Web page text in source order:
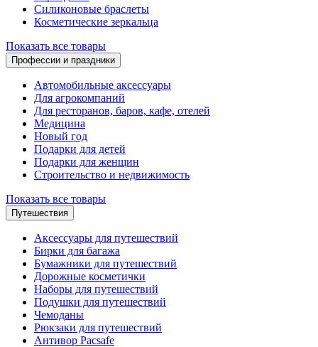
Силиконовые браслеты
Косметические зеркальца
Показать все товары
Профессии и праздники
Автомобильные аксессуары
Для агрокомпаний
Для ресторанов, баров, кафе, отелей
Медицина
Новый год
Подарки для детей
Подарки для женщин
Строительство и недвижимость
Показать все товары
Путешествия
Аксессуары для путешествий
Бирки для багажа
Бумажники для путешествий
Дорожные косметички
Наборы для путешествий
Подушки для путешествий
Чемоданы
Рюкзаки для путешествий
Антивор Pacsafe